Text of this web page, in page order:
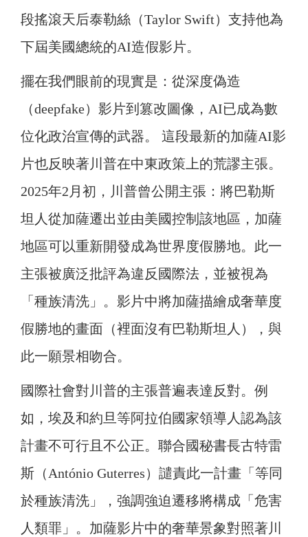
段搖滾天后泰勒絲（Taylor Swift）支持他為
下屆美國總統的AI造假影片。
擺在我們眼前的現實是：從深度偽造
（deepfake）影片到篡改圖像，AI已成為數
位化政治宣傳的武器。 這段最新的加薩AI影
片也反映著川普在中東政策上的荒謬主張。
2025年2月初，川普曾公開主張：將巴勒斯
坦人從加薩遷出並由美國控制該地區，加薩
地區可以重新開發成為世界度假勝地。此一
主張被廣泛批評為違反國際法，並被視為
「種族清洗」。影片中將加薩描繪成奢華度
假勝地的畫面（裡面沒有巴勒斯坦人），與
此一願景相吻合。
國際社會對川普的主張普遍表達反對。例
如，埃及和約旦等阿拉伯國家領導人認為該
計畫不可行且不公正。聯合國秘書長古特雷
斯（António Guterres）譴責此一計畫「等同
於種族清洗」，強調強迫遷移將構成「危害
人類罪」。加薩影片中的奢華景象對照著川